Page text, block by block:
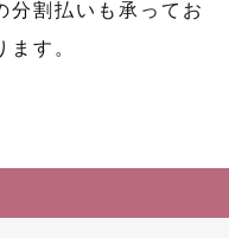
分割払いも承ってお
ます。